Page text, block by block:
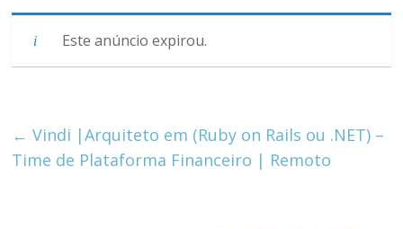
Este anúncio expirou.
← Vindi |Arquiteto em (Ruby on Rails ou .NET) –
Time de Plataforma Financeiro | Remoto